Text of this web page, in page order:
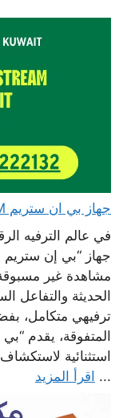
جهاز بي ان ستريم beIN STREAM الكويت مع اشتراك
في عالم الترفيه
جهاز “بي إن ستريم
مشاهدة غير
الحديثة والتفاعل
ترفيهي متكامل،
المتفوقة، يقدم
استثنائية
... اقرأ المزيد